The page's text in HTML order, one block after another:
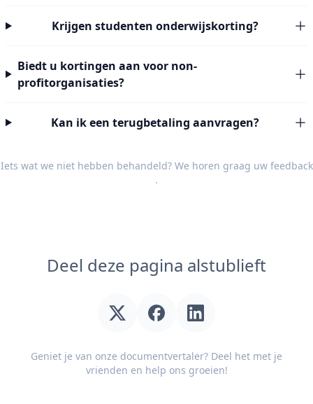
Krijgen studenten onderwijskorting?
Biedt u kortingen aan voor non-
profitorganisaties?
Kan ik een terugbetaling aanvragen?
Iets wat we niet hebben behandeld? We horen graag uw feedback
.
Deel deze pagina alstublieft
Geniet je van onze documentvertaler? Deel het met je
vrienden en help ons groeien!